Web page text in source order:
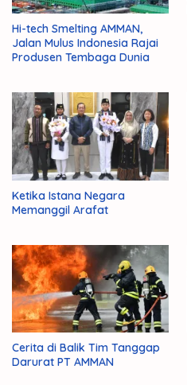
Hi-tech Smelting AMMAN,
Jalan Mulus Indonesia Rajai
Produsen Tembaga Dunia
Ketika Istana Negara
Memanggil Arafat
Cerita di Balik Tim Tanggap
Darurat PT AMMAN